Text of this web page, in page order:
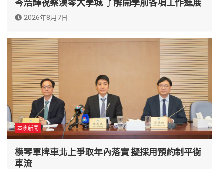
岑浩輝視察澳琴大學城 了解開學前各項工作進展
2026年8月7日
本澳新聞
橫琴單牌車北上爭取年內落實 擬採用預約制平衡
車流